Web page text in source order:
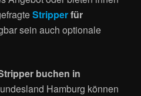
Stripperfür
sein auch optionale
buchen in
Hamburg können